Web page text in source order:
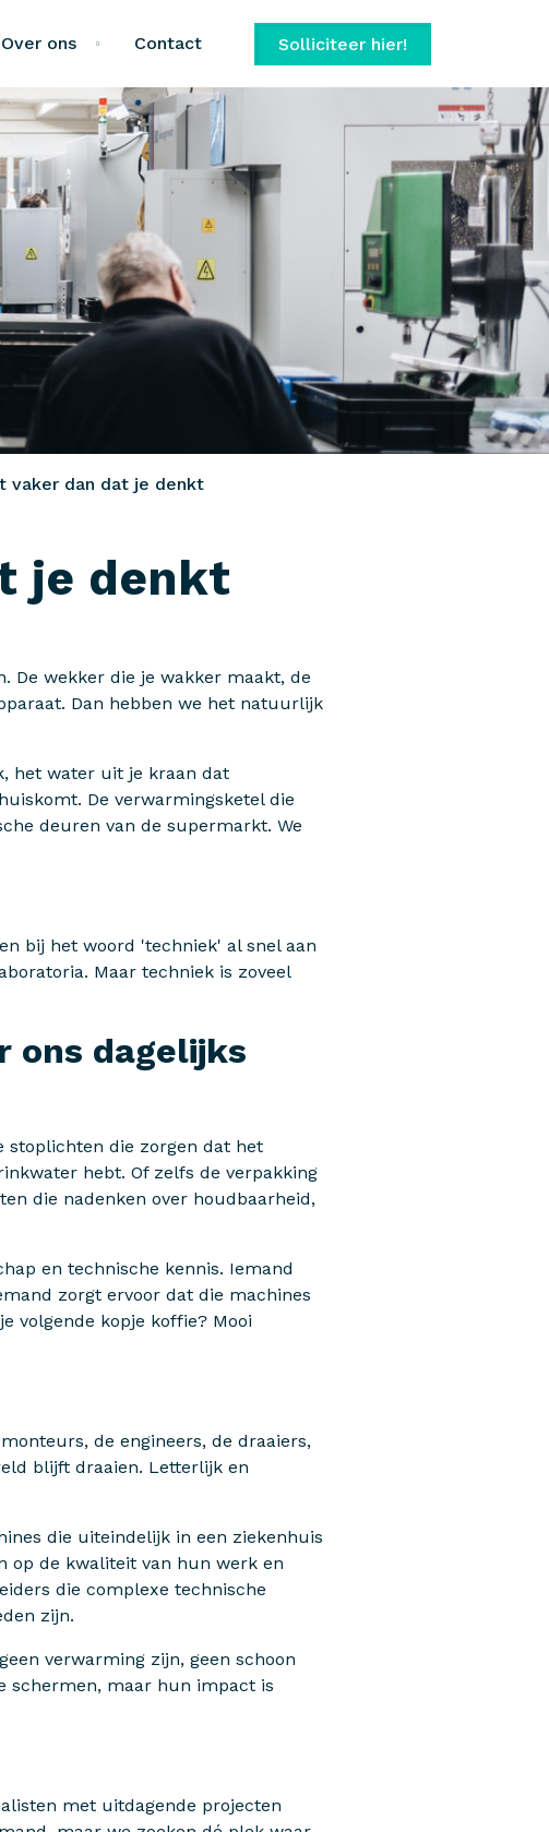
Over ons Contact Solliciteer hier!
vaker dan dat je denkt
je denkt
De wekker die je wakker maakt, de
Dan hebben we het natuurlijk
het water uit je kraan dat
De verwarmingsketel die
deuren van de supermarkt. We
bij het woord 'techniek' al snel aan
Maar techniek is zoveel
ons dagelijks
stoplichten die zorgen dat het
hebt. Of zelfs de verpakking
die nadenken over houdbaarheid,
en technische kennis. Iemand
zorgt ervoor dat die machines
volgende kopje koffie? Mooi
de engineers, de draaiers,
blijft draaien. Letterlijk en
die uiteindelijk in een ziekenhuis
op de kwaliteit van hun werk en
die complexe technische
zijn.
verwarming zijn, geen schoon
schermen, maar hun impact is
met uitdagende projecten